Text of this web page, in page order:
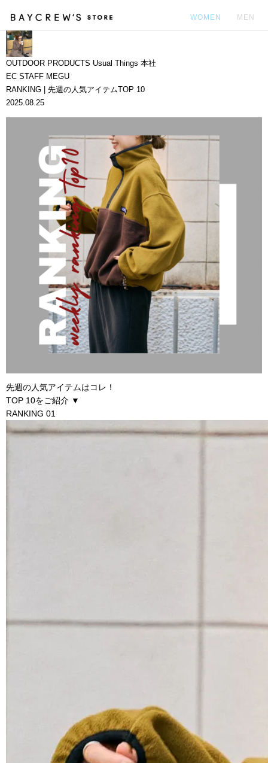
WOMEN MEN
OUTDOOR PRODUCTS Usual Things 本社
EC STAFF MEGU
RANKING | 先週の人気アイテムTOP 10
2025.08.25
先週の人気アイテムはコレ！
TOP 10をご紹介 ▼
RANKING 01